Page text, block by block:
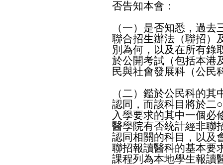
否告知本會：
（一）是否知悉，過
聯合招生辦法（聯招）
別為何，以及在所有錄
於公開考試（包括本港
民與社會發展科（公民
（二）鑑於公民科的
認同，而該科目將於二
入學要求的其中一個必
醫學院有否統計經非聯
認同相關的科目，以及
聯招報讀醫科的基本要
課程列為本地學生報讀